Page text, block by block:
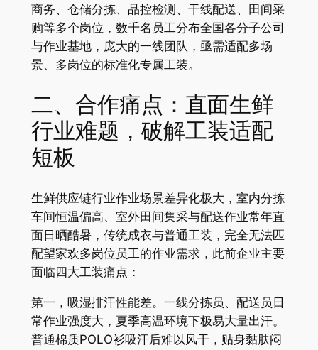
商务、仓储分拣、品控检测、干线配送、田间采
购等多个岗位，数千名员工分布全国各分子公司
与作业基地，庞大的一线团队，亟需适配多场
景、多岗位的标准化专属工装。
二、合作痛点：直面生鲜
行业难题，破解工装适配
短板
生鲜供应链行业作业场景差异化极大，室内分拣
车间恒温偏高、室外田间集采与配送作业常年直
面日晒酷暑，传统成衣与普通工装，完全无法匹
配望家欢多岗位员工的作业需求，此前企业主要
面临四大工装痛点：
第一，吸湿排汗性能差。一线分拣员、配送员日
常作业强度大，夏季高温环境下极易大量出汗。
普通棉质POLO衫吸汗后难以风干，贴身黏肤闷